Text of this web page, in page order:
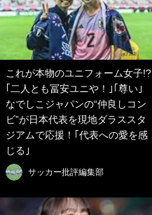
これが本物のユニフォーム女子!?
｢二人とも冨安ユニや！｣｢尊い｣
なでしこジャパンの“仲良しコン
ビ”が日本代表を現地ダラススタ
ジアムで応援！｢代表への愛を感
じる｣
サッカー批評編集部